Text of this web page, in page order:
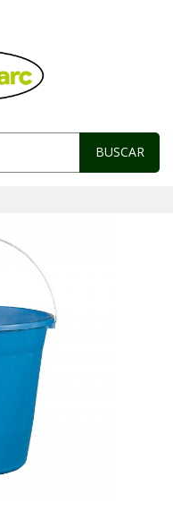
BUSCAR